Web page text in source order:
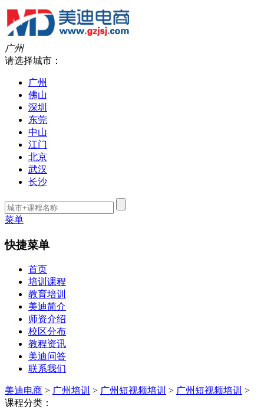
广州
请选择城市：
广州
佛山
深圳
东莞
中山
江门
北京
武汉
长沙
菜单
快捷菜单
首页
培训课程
教育培训
美迪简介
师资介绍
校区分布
教程资讯
美迪问答
联系我们
美迪电商 > 广州培训 > 广州短视频培训 > 广州短视频培训 >
课程分类：